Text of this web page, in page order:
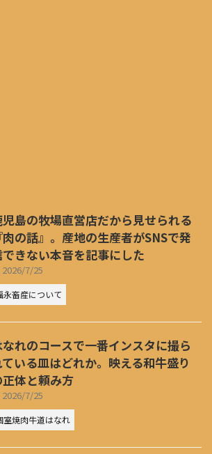
児島の牧場直営店だから見せられる
肉の話』。産地の生産者がSNSで発
きない本音を記事にした
2026/7/25
永畜産について
なれのコースで一番インスタに撮ら
いる皿はどれか。映える和牛盛り
正体と頼み方
2026/7/25
室焼肉牛道はなれ